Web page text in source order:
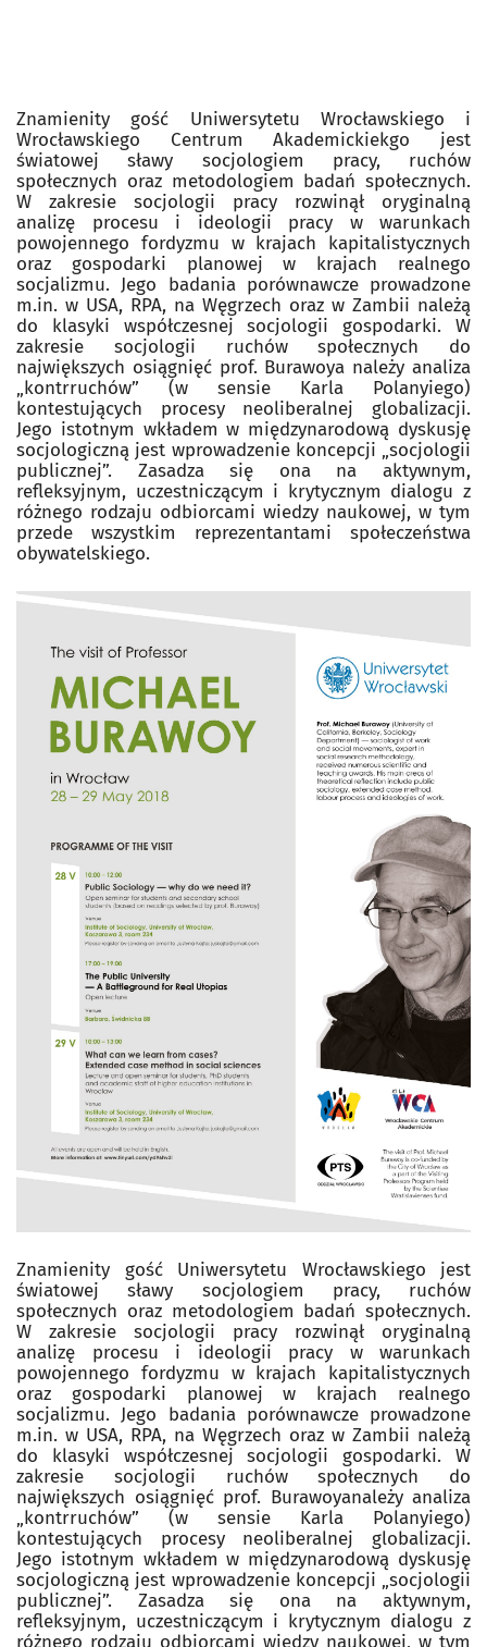
Znamienity gość Uniwersytetu Wrocławskiego i
Wrocławskiego Centrum Akademickiekgo jest
światowej sławy socjologiem pracy, ruchów
społecznych oraz metodologiem badań społecznych.
W zakresie socjologii pracy rozwinął oryginalną
analizę procesu i ideologii pracy w warunkach
powojennego fordyzmu w krajach kapitalistycznych
oraz gospodarki planowej w krajach realnego
socjalizmu. Jego badania porównawcze prowadzone
m.in. w USA, RPA, na Węgrzech oraz w Zambii należą
do klasyki współczesnej socjologii gospodarki. W
zakresie socjologii ruchów społecznych do
największych osiągnięć prof. Burawoya należy analiza
„kontrruchów” (w sensie Karla Polanyiego)
kontestujących procesy neoliberalnej globalizacji.
Jego istotnym wkładem w międzynarodową dyskusję
socjologiczną jest wprowadzenie koncepcji „socjologii
publicznej”. Zasadza się ona na aktywnym,
refleksyjnym, uczestniczącym i krytycznym dialogu z
różnego rodzaju odbiorcami wiedzy naukowej, w tym
przede wszystkim reprezentantami społeczeństwa
obywatelskiego.
Znamienity gość Uniwersytetu Wrocławskiego jest
światowej sławy socjologiem pracy, ruchów
społecznych oraz metodologiem badań społecznych.
W zakresie socjologii pracy rozwinął oryginalną
analizę procesu i ideologii pracy w warunkach
powojennego fordyzmu w krajach kapitalistycznych
oraz gospodarki planowej w krajach realnego
socjalizmu. Jego badania porównawcze prowadzone
m.in. w USA, RPA, na Węgrzech oraz w Zambii należą
do klasyki współczesnej socjologii gospodarki. W
zakresie socjologii ruchów społecznych do
największych osiągnięć prof. Burawoyanależy analiza
„kontrruchów” (w sensie Karla Polanyiego)
kontestujących procesy neoliberalnej globalizacji.
Jego istotnym wkładem w międzynarodową dyskusję
socjologiczną jest wprowadzenie koncepcji „socjologii
publicznej”. Zasadza się ona na aktywnym,
refleksyjnym, uczestniczącym i krytycznym dialogu z